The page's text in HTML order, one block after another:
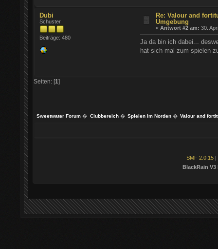
Dubi
Schuster
Beiträge: 480
Re: Valour and
Umgebung
«Antwort #2 am: 30.
Ja da bin ich dabei...
hat sich mal zum spielen
Seiten: [1]
Sweetwater Forum � Clubbereich� Spielen im Norden� Valour and
SMF 2.0.15 |
BlackRain V3